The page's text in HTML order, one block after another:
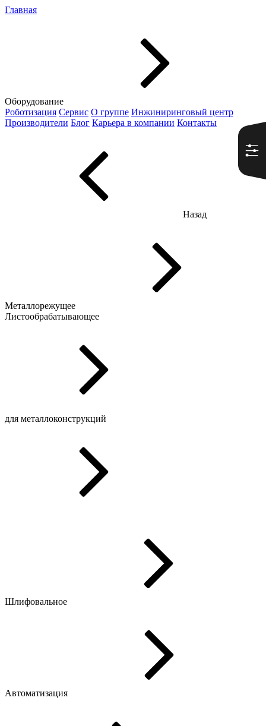
Главная
Оборудование
Роботизация Сервис О группе Инжиниринговый центр
Производители Блог Карьера в компании Контакты
Назад
Металлорежущее
Листообрабатывающее
для металлоконструкций
Шлифовальное
Автоматизация